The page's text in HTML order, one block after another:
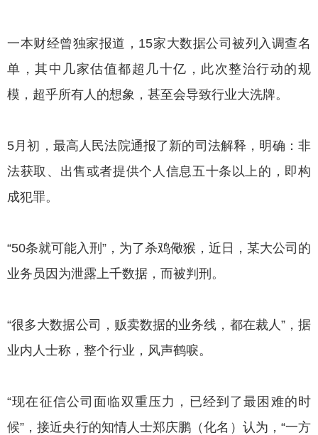
一本财经曾独家报道，15家大数据公司被列入调查名
单，其中几家估值都超几十亿，此次整治行动的规
模，超乎所有人的想象，甚至会导致行业大洗牌。
5月初，最高人民法院通报了新的司法解释，明确：非
法获取、出售或者提供个人信息五十条以上的，即构
成犯罪。
“50条就可能入刑”，为了杀鸡儆猴，近日，某大公司的
业务员因为泄露上千数据，而被判刑。
“很多大数据公司，贩卖数据的业务线，都在裁人”，据
业内人士称，整个行业，风声鹤唳。
“现在征信公司面临双重压力，已经到了最困难的时
候”，接近央行的知情人士郑庆鹏（化名）认为，“一方